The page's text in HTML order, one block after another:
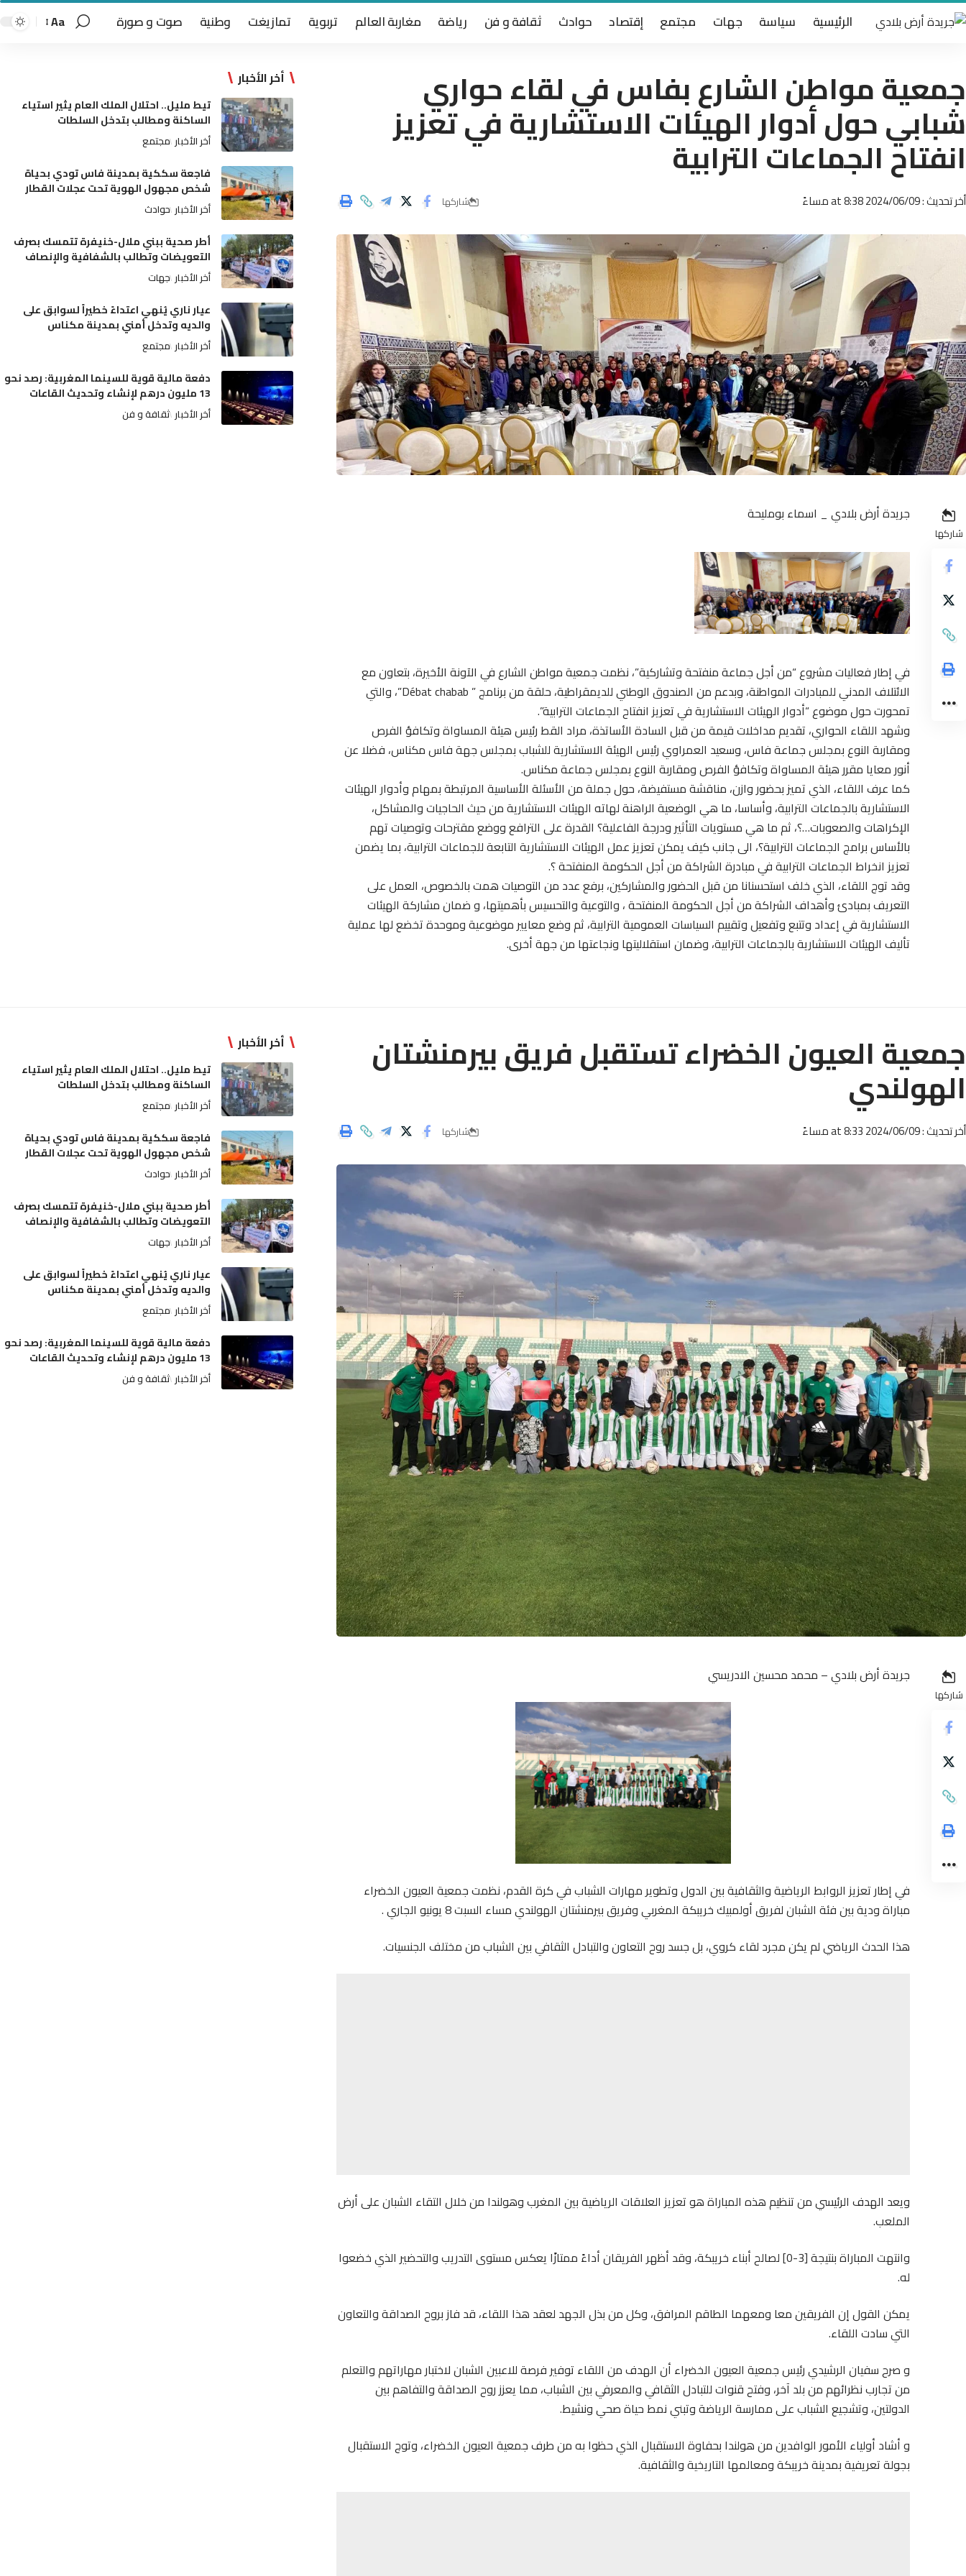
الرئيسية سياسة جهات مجتمع إقتصاد حوادث ثقافة و فن رياضة مغاربة العالم تربوية تمازيغت وطنية صوت و صورة Aa
جمعية مواطن الشارع بفاس في لقاء حواري
شبابي حول أدوار الهيئات الاستشارية في تعزيز
انفتاح الجماعات الترابية
أخر تحديث : 2024/06/09 at 8:38 مساءً شاركها
شاركها
جريدة أرض بلادي _ اسماء بومليحة
في إطار فعاليات مشروع “من أجل جماعة منفتحة وتشاركية”، نظمت جمعية مواطن الشارع في الآونة الأخيرة، بتعاون مع
الائتلاف المدني للمبادرات المواطنة، وبدعم من الصندوق الوطني للديمقراطية، حلقة من برنامج ” Débat chabab”، والتي
تمحورت حول موضوع “أدوار الهيئات الاستشارية في تعزيز انفتاح الجماعات الترابية”.
وشهد اللقاء الحواري، تقديم مداخلات قيمة من قبل السادة الأساتذة، مراد القط رئيس هيئة المساواة وتكافؤ الفرص
ومقاربة النوع بمجلس جماعة فاس، وسعيد العمراوي رئيس الهيئة الاستشارية للشباب بمجلس جهة فاس مكناس، فضلا عن
أنور معايا مقرر هيئة المساواة وتكافؤ الفرص ومقاربة النوع بمجلس جماعة مكناس.
كما عرف اللقاء، الذي تميز بحضور وازن، مناقشة مستفيضة، حول جملة من الأسئلة الأساسية المرتبطة بمهام وأدوار الهيئات
الاستشارية بالجماعات الترابية، وأساسا، ما هي الوضعية الراهنة لهاته الهيئات الاستشارية من حيث الحاجيات والمشاكل،
الإكراهات والصعوبات…؟، ثم ما هي مستويات التأثير ودرجة الفاعلية؟ القدرة على الترافع ووضع مقترحات وتوصيات تهم
بالأساس برامج الجماعات الترابية؟، الى جانب كيف يمكن تعزيز عمل الهيئات الاستشارية التابعة للجماعات الترابية، بما يضمن
تعزيز انخراط الجماعات الترابية في مبادرة الشراكة من أجل الحكومة المنفتحة ؟.
وقد توج اللقاء، الذي خلف استحسنانا من قبل الحضور والمشاركين، برفع عدد من التوصيات همت بالخصوص، العمل على
التعريف بمبادئ وأهداف الشراكة من أجل الحكومة المنفتحة ، والتوعية والتحسيس بأهميتها، و ضمان مشاركة الهيئات
الاستشارية في إعداد وتتبع وتفعيل وتقييم السياسات العمومية الترابية، ثم وضع معايير موضوعية وموحدة تخضع لها عملية
تأليف الهيئات الاستشارية بالجماعات الترابية، وضمان استقلاليتها ونجاعتها من جهة أخرى.
أخر الأخبار
تيط مليل.. احتلال الملك العام يثير استياء
الساكنة ومطالب بتدخل السلطات
أخر الأخبار مجتمع
فاجعة سككية بمدينة فاس تودي بحياة
شخص مجهول الهوية تحت عجلات القطار
أخر الأخبار حوادث
أطر صحية ببني ملال-خنيفرة تتمسك بصرف
التعويضات وتطالب بالشفافية والإنصاف
أخر الأخبار جهات
عيار ناري يُنهي اعتداءً خطيراً لسوابق على
والديه وتدخل أمني بمدينة مكناس
أخر الأخبار مجتمع
دفعة مالية قوية للسينما المغربية: رصد نحو
13 مليون درهم لإنشاء وتحديث القاعات
أخر الأخبار ثقافة و فن
جمعية العيون الخضراء تستقبل فريق بيرمنشتان
الهولندي
أخر تحديث : 2024/06/09 at 8:33 مساءً شاركها
شاركها
جريدة أرض بلادي – محمد محسين الادريسي
في إطار تعزيز الروابط الرياضية والثقافية بين الدول وتطوير مهارات الشباب في كرة القدم، نظمت جمعية العيون الخضراء
مباراة ودية بين فئة الشبان لفريق أولمبيك خريبكة المغربي وفريق بيرمنشتان الهولندي مساء السبت 8 يونيو الجاري .
هذا الحدث الرياضي لم يكن مجرد لقاء كروي، بل جسد روح التعاون والتبادل الثقافي بين الشباب من مختلف الجنسيات.
ويعد الهدف الرئيسي من تنظيم هذه المباراة هو تعزيز العلاقات الرياضية بين المغرب وهولندا من خلال التقاء الشبان على أرض
الملعب.
وانتهت المباراة بنتيجة [3-0] لصالح أبناء خريبكة، وقد أظهر الفريقان أداءً ممتازًا يعكس مستوى التدريب والتحضير الذي خضعوا
له.
يمكن القول إن الفريقين معا ومعهما الطاقم المرافق، وكل من بذل الجهد لعقد هذا اللقاء، قد فاز بروح الصداقة والتعاون
التي سادت اللقاء.
و صرح سفيان الرشيدي رئيس جمعية العيون الخضراء أن الهدف من اللقاء توفير فرصة للاعبين الشبان لاختبار مهاراتهم والتعلم
من تجارب نظرائهم من بلد آخر، وفتح قنوات للتبادل الثقافي والمعرفي بين الشباب، مما يعزز روح الصداقة والتفاهم بين
الدولتين، وتشجيع الشباب على ممارسة الرياضة وتبني نمط حياة صحي ونشيط.
و أشاد أولياء الأمور الوافدين من هولندا بحفاوة الاستقبال الذي حظوا به من طرف جمعية العيون الخضراء، وتوج الاستقبال
بجولة تعريفية بمدينة خريبكة ومعالمها التاريخية والثقافية.
أخر الأخبار
تيط مليل.. احتلال الملك العام يثير استياء
الساكنة ومطالب بتدخل السلطات
أخر الأخبار مجتمع
فاجعة سككية بمدينة فاس تودي بحياة
شخص مجهول الهوية تحت عجلات القطار
أخر الأخبار حوادث
أطر صحية ببني ملال-خنيفرة تتمسك بصرف
التعويضات وتطالب بالشفافية والإنصاف
أخر الأخبار جهات
عيار ناري يُنهي اعتداءً خطيراً لسوابق على
والديه وتدخل أمني بمدينة مكناس
أخر الأخبار مجتمع
دفعة مالية قوية للسينما المغربية: رصد نحو
13 مليون درهم لإنشاء وتحديث القاعات
أخر الأخبار ثقافة و فن